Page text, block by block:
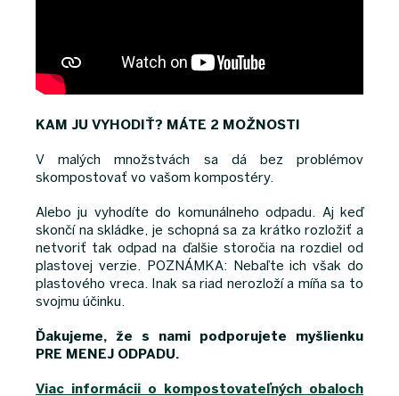
KAM JU VYHODIŤ? MÁTE 2 MOŽNOSTI
V malých množstvách sa dá bez problémov
skompostovať vo vašom kompostéry.
Alebo ju vyhodíte do komunálneho odpadu. Aj keď
skončí na skládke, je schopná sa za krátko rozložiť a
netvoriť tak odpad na ďalšie storočia na rozdiel od
plastovej verzie. POZNÁMKA: Nebaľte ich však do
plastového vreca. Inak sa riad nerozloží a míňa sa to
svojmu účinku.
Ďakujeme, že s nami podporujete myšlienku
PRE MENEJ ODPADU.
Viac informácii o kompostovateľných obaloch